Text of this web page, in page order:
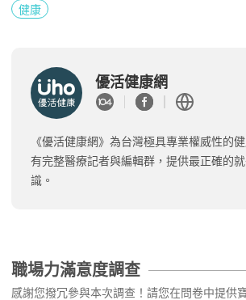
健康
優活健康網
《優活健康網》為台灣極具專業權威性的
有完整醫療記者與編輯群，提供最正確的
識。
職場力滿意度調查
感謝您撥冗參與本次調查！請您在問卷中提供